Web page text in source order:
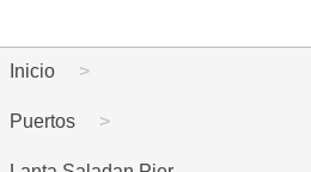
Inicio
Puertos